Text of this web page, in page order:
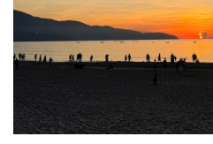
Sản phụ khoa
Nhi khoa
Nam khoa
Làm đẹp - giảm cân
Ăn sạch sống khỏe